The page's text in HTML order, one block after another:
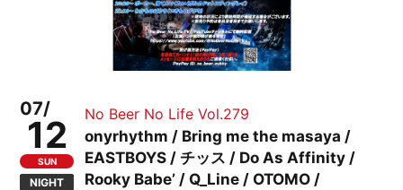
07/
12
SUN
NIGHT
No Beer No Life Vol.279
onyrhythm / Bring me the masaya /
EASTBOYS / チッス / Do As Affinity /
Rooky Babe’ / Q_Line / OTOMO /